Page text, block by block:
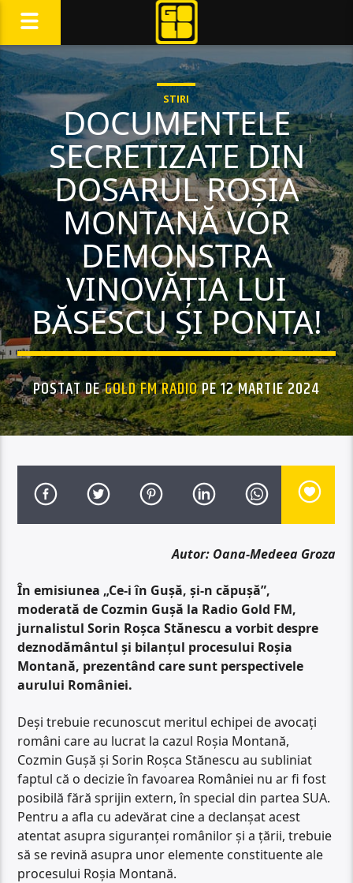
STIRI
DOCUMENTELE
SECRETIZATE DIN
DOSARUL ROȘIA
MONTANĂ VOR
DEMONSTRA
VINOVĂȚIA LUI
BĂSESCU ȘI PONTA!
POSTAT DEGOLD FM RADIOPE 12 MARTIE 2024
Autor: Oana-Medeea Groza
În emisiunea „Ce-i în Gușă, și-n căpușă”,
moderată de Cozmin Gușă la Radio Gold FM,
jurnalistul Sorin Roșca Stănescu a vorbit despre
deznodământul și bilanțul procesului Roșia
Montană, prezentând care sunt perspectivele
aurului României.
Deși trebuie recunoscut meritul echipei de avocați
români care au lucrat la cazul Roșia Montană,
Cozmin Gușă și Sorin Roșca Stănescu au subliniat
faptul că o decizie în favoarea României nu ar fi fost
posibilă fără sprijin extern, în special din partea SUA.
Pentru a afla cu adevărat cine a declanșat acest
atentat asupra siguranței românilor și a țării, trebuie
să se revină asupra unor elemente constituente ale
procesului Roșia Montană.